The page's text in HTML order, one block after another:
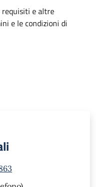
requisiti e altre
e le condizioni di